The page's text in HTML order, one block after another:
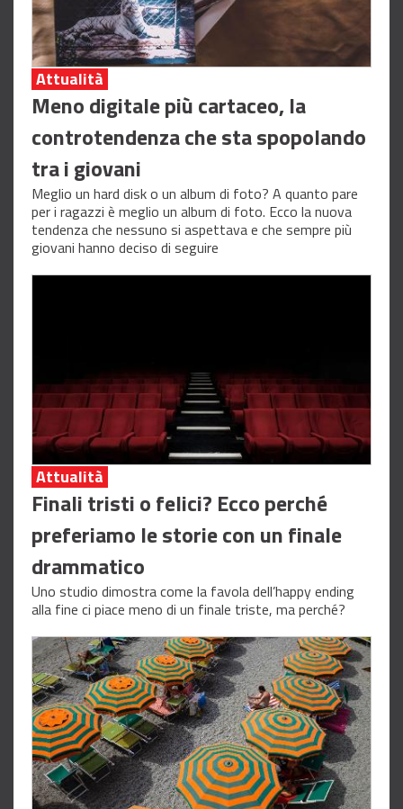
Attualità
Meno digitale più cartaceo, la
controtendenza che sta spopolando
tra i giovani
Meglio un hard disk o un album di foto? A quanto pare
per i ragazzi è meglio un album di foto. Ecco la nuova
tendenza che nessuno si aspettava e che sempre più
giovani hanno deciso di seguire
Attualità
Finali tristi o felici? Ecco perché
preferiamo le storie con un finale
drammatico
Uno studio dimostra come la favola dell’happy ending
alla fine ci piace meno di un finale triste, ma perché?